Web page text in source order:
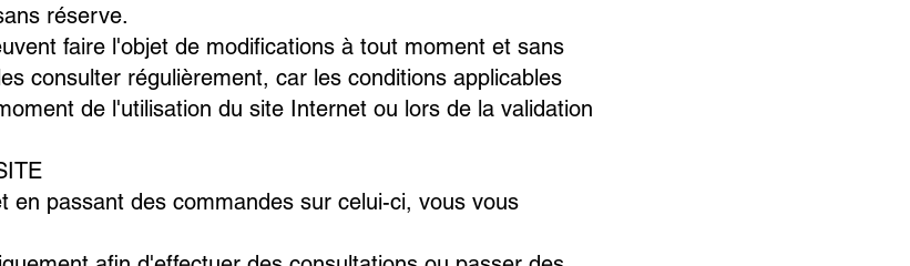
réserve.
faire l'objet de modifications à tout moment et sans
consulter régulièrement, car les conditions applicables
de l'utilisation du site Internet ou lors de la validation
en passant des commandes sur celui-ci, vous vous